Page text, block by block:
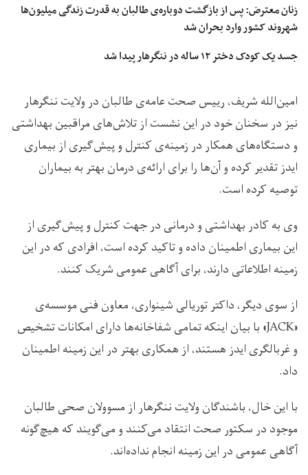
زنان معترض: پس از بازگشت دوباره‌ی طالبان به قدرت زندگی میلیون‌ها
شهروند کشور وارد بحران شد
جسد یک کودک دختر ۱۲ ساله در ننگرهار پیدا شد
امین‌الله شریف، رییس صحت عامه‌ی طالبان در ولایت ننگرهار
نیز در سخنان خود در این نشست از تلاش‌های مراقبین بهداشتی
و دستگاه‌های همکار در زمینه‌ی کنترل و پیش‌گیری از بیماری
ایدز تقدیر کرده و آن‌ها را برای ارائه‌ی درمان بهتر به بیماران
توصیه کرده است.
وی به کادر بهداشتی و درمانی در جهت کنترل و پیش‌گیری از
این بیماری اطمینان داده و تاکید کرده است، افرادی که در این
زمینه اطلاعاتی دارند، برای آگاهی عمومی شریک کنند.
از سوی دیگر، داکتر توریالی شینواری، معاون فنی موسسه‌ی
«JACK» با بیان اینکه تمامی شفاخانه‌ها دارای امکانات تشخیص
و غربالگری ایدز هستند، از همکاری بهتر در این زمینه اطمینان
داد.
با این خال، باشندگان ولایت ننگرهار از مسوولان صحی طالبان
موجود در سکتور صحت انتقاد می‌کنند و می‌گویند که هیچ‌گونه
آگاهی عمومی در این زمینه انجام نداده‌اند.